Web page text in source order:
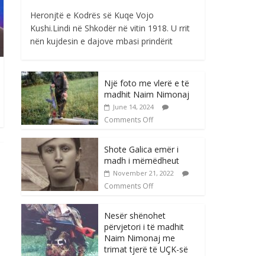
Heronjtë e Kodrës së Kuqe Vojo
Kushi.Lindi në Shkodër në vitin 1918. U rrit
nën kujdesin e dajove mbasi prindërit
Një foto me vlerë e të
madhit Naim Nimonaj
June 14, 2024
Comments Off
Shote Galica emër i
madh i mëmëdheut
November 21, 2022
Comments Off
Nesër shënohet
përvjetori i të madhit
Naim Nimonaj me
trimat tjerë të UÇK-së